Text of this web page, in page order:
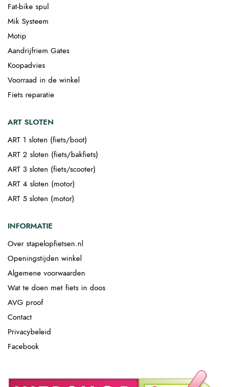
Fat-bike spul
Mik Systeem
Motip
Aandrijfriem Gates
Koopadvies
Voorraad in de winkel
Fiets reparatie
ART SLOTEN
ART 1 sloten (fiets/boot)
ART 2 sloten (fiets/bakfiets)
ART 3 sloten (fiets/scooter)
ART 4 sloten (motor)
ART 5 sloten (motor)
INFORMATIE
Over stapelopfietsen.nl
Openingstijden winkel
Algemene voorwaarden
Wat te doen met fiets in doos
AVG proof
Contact
Privacybeleid
Facebook